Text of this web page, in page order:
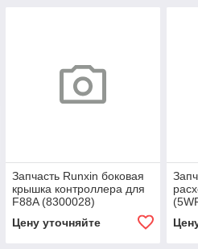
Запчасть Runxin боковая
крышка контроллера для
F88A (8300028)
Цену уточняйте